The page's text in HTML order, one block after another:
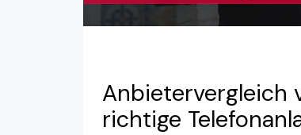
Anbietervergleich
richtige